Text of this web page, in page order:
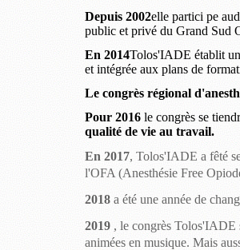
Depuis 2002elle partici pe au
public et privé du Grand Sud
En 2014Tolos'IADE établit
et intégrée aux plans de
Le congrès régional
Pour 2016 le congrès se
qualité de vie au travail.
En 2017, Tolos'IADE a fêté
l'OFA (Anesthésie Free
2018 a été une année de
2019 , le congrès Tolos'IADE
animées en musique. Mais